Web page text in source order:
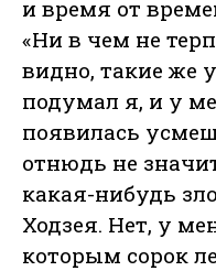
и время от
«Ни в чем не
видно, такие же
подумал я, и у
появилась
отнюдь не
какая-нибудь
Ходзея. Нет, у
которым сорок